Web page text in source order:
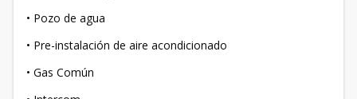
• Pozo de agua
• Pre-instalación de aire acondicionado
• Gas Común